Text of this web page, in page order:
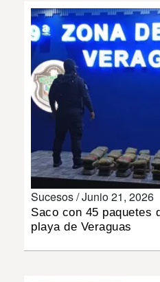
INSÓLITAS
MULTIMEDIA
IMPRESO
Sucesos /Junio 21, 2026
Saco con 45 paquetes
playa de Veraguas